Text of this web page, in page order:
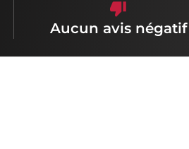
Aucun avis négatif